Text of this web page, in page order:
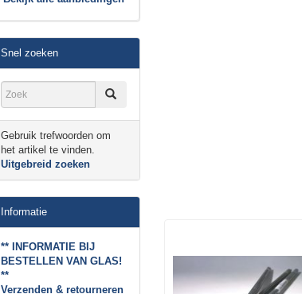
Snel zoeken
Gebruik trefwoorden om
het artikel te vinden.
Uitgebreid zoeken
Informatie
** INFORMATIE BIJ
BESTELLEN VAN GLAS!
**
Verzenden & retourneren